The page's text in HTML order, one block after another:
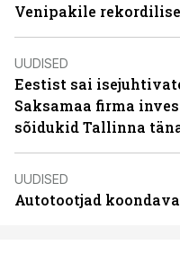
Venipakile
UUDISED
Eestist sai
Saksamaa firma
sõidukid Tallinna
UUDISED
Autotootjad